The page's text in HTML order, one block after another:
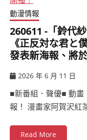
動漫情報
260611 -「鈴代
《正反対な君と
發表新海報、將
2026 年 6 月 11 日
■新番組．聲優■ 動
報！ 漫畫家阿賀沢紅
Read More